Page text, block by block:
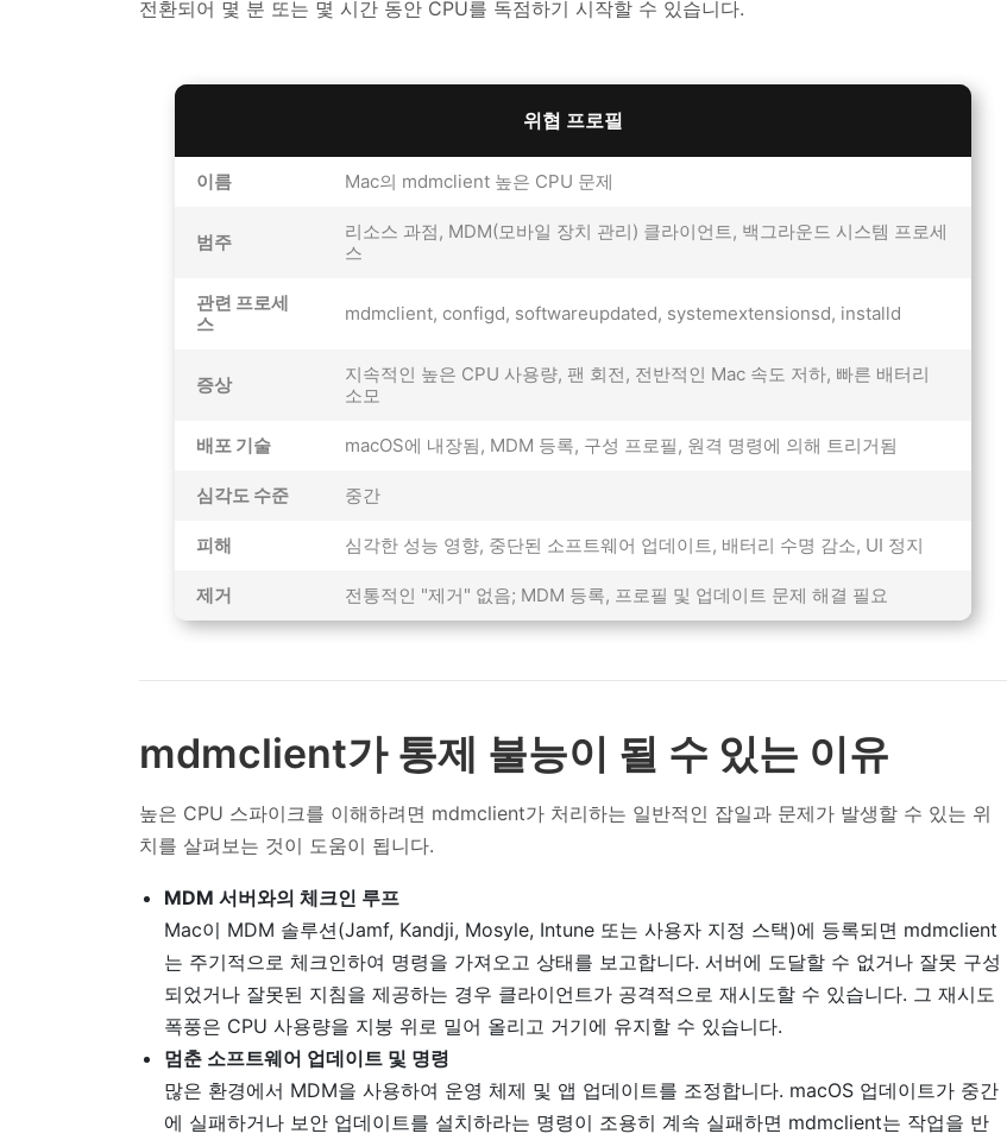
전환되어 몇 분 또는 몇 시간 동안 CPU를 독점하기 시작할 수 있습니다.
위협 프로필
이름 Mac의 mdmclient 높은 CPU 문제
범주
리소스 과점, MDM(모바일 장치 관리) 클라이언트, 백그라운드 시스템 프로세
스
관련 프로세
스
mdmclient, configd, softwareupdated, systemextensionsd, installd
증상
지속적인 높은 CPU 사용량, 팬 회전, 전반적인 Mac 속도 저하, 빠른 배터리
소모
배포 기술 macOS에 내장됨, MDM 등록, 구성 프로필, 원격 명령에 의해 트리거됨
심각도 수준 중간
피해 심각한 성능 영향, 중단된 소프트웨어 업데이트, 배터리 수명 감소, UI 정지
제거 전통적인 "제거" 없음; MDM 등록, 프로필 및 업데이트 문제 해결 필요
mdmclient가 통제 불능이 될 수 있는 이유
높은 CPU 스파이크를 이해하려면 mdmclient가 처리하는 일반적인 잡일과 문제가 발생할 수 있는 위
치를 살펴보는 것이 도움이 됩니다.
MDM 서버와의 체크인 루프
Mac이 MDM 솔루션(Jamf, Kandji, Mosyle, Intune 또는 사용자 지정 스택)에 등록되면 mdmclient
는 주기적으로 체크인하여 명령을 가져오고 상태를 보고합니다. 서버에 도달할 수 없거나 잘못 구성
되었거나 잘못된 지침을 제공하는 경우 클라이언트가 공격적으로 재시도할 수 있습니다. 그 재시도
폭풍은 CPU 사용량을 지붕 위로 밀어 올리고 거기에 유지할 수 있습니다.
멈춘 소프트웨어 업데이트 및 명령
많은 환경에서 MDM을 사용하여 운영 체제 및 앱 업데이트를 조정합니다. macOS 업데이트가 중간
에 실패하거나 보안 업데이트를 설치하라는 명령이 조용히 계속 실패하면 mdmclient는 작업을 반